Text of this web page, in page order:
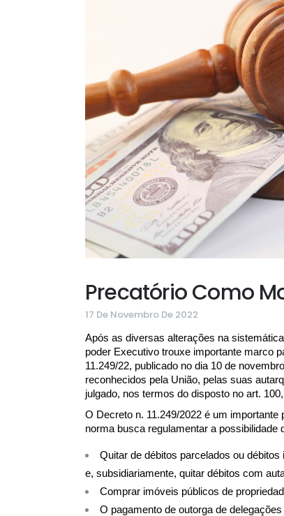
Precatório Como
17 De Novembro De 2022
Após as diversas alterações na
poder Executivo trouxe importante marco
11.249/22, publicado no dia 10 de
reconhecidos pela União, pelas suas
julgado, nos termos do disposto no art.
O Decreto n. 11.249/2022 é um
norma busca regulamentar a
Quitar de débitos parcelados ou
e, subsidiariamente, quitar débitos com
Comprar imóveis públicos de
O pagamento de outorga de